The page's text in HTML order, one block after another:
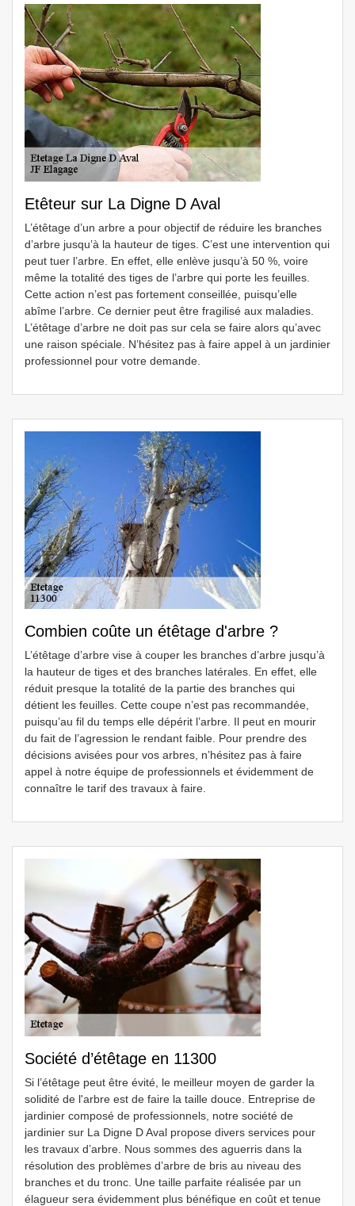
Etêteur sur La Digne D Aval
L’étêtage d’un arbre a pour objectif de réduire les branches
d’arbre jusqu’à la hauteur de tiges. C’est une intervention qui
peut tuer l’arbre. En effet, elle enlève jusqu’à 50 %, voire
même la totalité des tiges de l’arbre qui porte les feuilles.
Cette action n’est pas fortement conseillée, puisqu’elle
abîme l’arbre. Ce dernier peut être fragilisé aux maladies.
L’étêtage d’arbre ne doit pas sur cela se faire alors qu’avec
une raison spéciale. N’hésitez pas à faire appel à un jardinier
professionnel pour votre demande.
Combien coûte un étêtage d'arbre ?
L’étêtage d’arbre vise à couper les branches d’arbre jusqu’à
la hauteur de tiges et des branches latérales. En effet, elle
réduit presque la totalité de la partie des branches qui
détient les feuilles. Cette coupe n’est pas recommandée,
puisqu’au fil du temps elle dépérit l’arbre. Il peut en mourir
du fait de l’agression le rendant faible. Pour prendre des
décisions avisées pour vos arbres, n’hésitez pas à faire
appel à notre équipe de professionnels et évidemment de
connaître le tarif des travaux à faire.
Société d’étêtage en 11300
Si l’étêtage peut être évité, le meilleur moyen de garder la
solidité de l'arbre est de faire la taille douce. Entreprise de
jardinier composé de professionnels, notre société de
jardinier sur La Digne D Aval propose divers services pour
les travaux d’arbre. Nous sommes des aguerris dans la
résolution des problèmes d’arbre de bris au niveau des
branches et du tronc. Une taille parfaite réalisée par un
élagueur sera évidemment plus bénéfique en coût et tenue